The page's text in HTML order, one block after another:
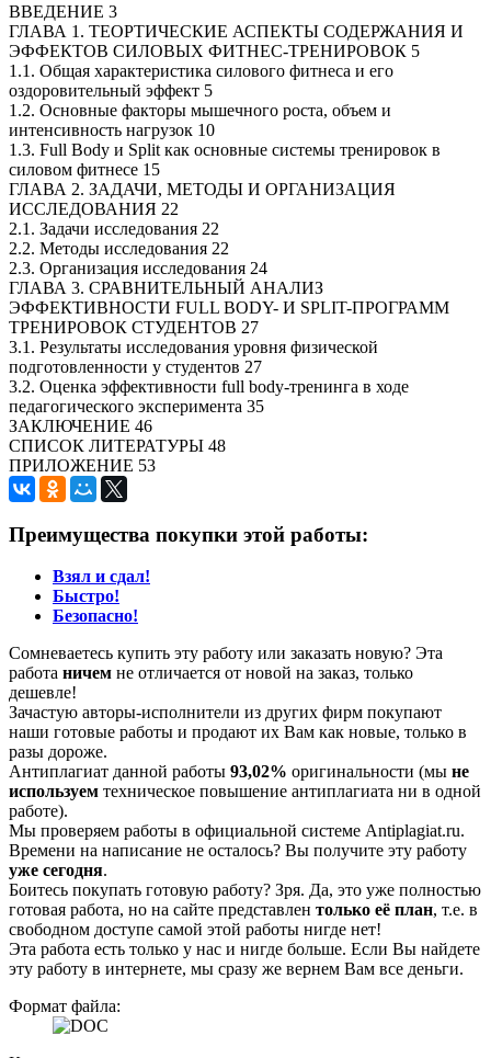
ВВЕДЕНИЕ 3
ГЛАВА 1. ТЕОРТИЧЕСКИЕ АСПЕКТЫ СОДЕРЖАНИЯ И
ЭФФЕКТОВ СИЛОВЫХ ФИТНЕС-ТРЕНИРОВОК 5
1.1. Общая характеристика силового фитнеса и его
оздоровительный эффект 5
1.2. Основные факторы мышечного роста, объем и
интенсивность нагрузок 10
1.3. Full Body и Split как основные системы тренировок в
силовом фитнесе 15
ГЛАВА 2. ЗАДАЧИ, МЕТОДЫ И ОРГАНИЗАЦИЯ
ИССЛЕДОВАНИЯ 22
2.1. Задачи исследования 22
2.2. Методы исследования 22
2.3. Организация исследования 24
ГЛАВА 3. СРАВНИТЕЛЬНЫЙ АНАЛИЗ
ЭФФЕКТИВНОСТИ FULL BODY- И SPLIT-ПРОГРАММ
ТРЕНИРОВОК СТУДЕНТОВ 27
3.1. Результаты исследования уровня физической
подготовленности у студентов 27
3.2. Оценка эффективности full body-тренинга в ходе
педагогического эксперимента 35
ЗАКЛЮЧЕНИЕ 46
СПИСОК ЛИТЕРАТУРЫ 48
ПРИЛОЖЕНИЕ 53
Преимущества покупки этой работы:
Взял и сдал!
Быстро!
Безопасно!
Сомневаетесь купить эту работу или заказать новую? Эта
работа ничем не отличается от новой на заказ, только
дешевле!
Зачастую авторы-исполнители из других фирм покупают
наши готовые работы и продают их Вам как новые, только в
разы дороже.
Антиплагиат данной работы 93,02% оригинальности (мы не
используем техническое повышение антиплагиата ни в одной
работе).
Мы проверяем работы в официальной системе Аntiplagiat.ru.
Времени на написание не осталось? Вы получите эту работу
уже сегодня.
Боитесь покупать готовую работу? Зря. Да, это уже полностью
готовая работа, но на сайте представлен только её план, т.е. в
свободном доступе самой этой работы нигде нет!
Эта работа есть только у нас и нигде больше. Если Вы найдете
эту работу в интернете, мы сразу же вернем Вам все деньги.
Формат файла: